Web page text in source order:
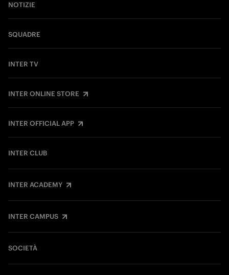
NOTIZIE
SQUADRE
INTER TV
INTER ONLINE STORE
INTER OFFICIAL APP
INTER CLUB
INTER ACADEMY
INTER CAMPUS
SOCIETÀ